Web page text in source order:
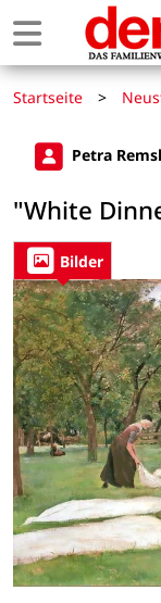
Startseite >
Petra
"White
Bilder